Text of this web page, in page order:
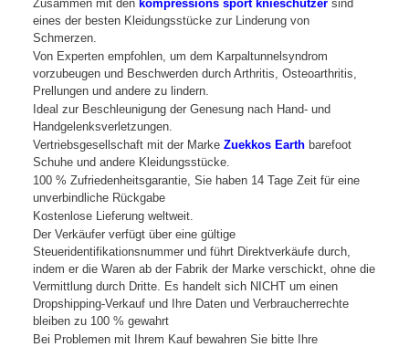
Zusammen mit den kompressions sport knieschutzer sind
eines der besten Kleidungsstücke zur Linderung von
Schmerzen.
Von Experten empfohlen, um dem Karpaltunnelsyndrom
vorzubeugen und Beschwerden durch Arthritis, Osteoarthritis,
Prellungen und andere zu lindern.
Ideal zur Beschleunigung der Genesung nach Hand- und
Handgelenksverletzungen.
Vertriebsgesellschaft mit der Marke Zuekkos Earth barefoot
Schuhe und andere Kleidungsstücke.
100 % Zufriedenheitsgarantie, Sie haben 14 Tage Zeit für eine
unverbindliche Rückgabe
Kostenlose Lieferung weltweit.
Der Verkäufer verfügt über eine gültige
Steueridentifikationsnummer und führt Direktverkäufe durch,
indem er die Waren ab der Fabrik der Marke verschickt, ohne die
Vermittlung durch Dritte. Es handelt sich NICHT um einen
Dropshipping-Verkauf und Ihre Daten und Verbraucherrechte
bleiben zu 100 % gewahrt
Bei Problemen mit Ihrem Kauf bewahren Sie bitte Ihre